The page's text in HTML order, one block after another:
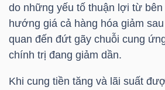
do những yếu tố thuận lợi từ
hướng giá cả hàng hóa giảm
quan đến đứt gãy chuỗi cung
chính trị đang giảm dần.
Khi cung tiền tăng và lãi suất
NĂNG